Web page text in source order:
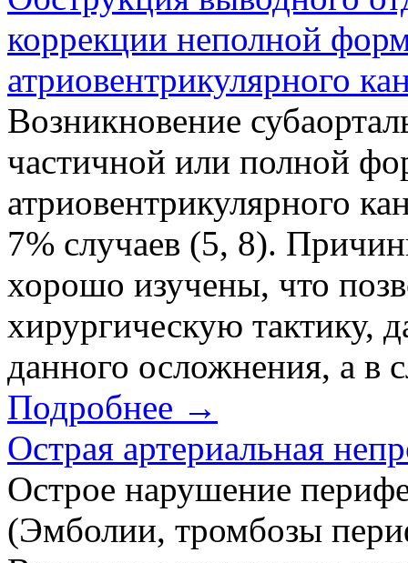
коррекции неполной
атриовентрикулярного
Возникновение
частичной или полной
атриовентрикулярного
7% случаев (5, 8).
хорошо изучены, что
хирургическую тактику,
данного осложнения, а в
Подробнее →
Острая артериальная
Острое нарушение
(Эмболии, тромбозы